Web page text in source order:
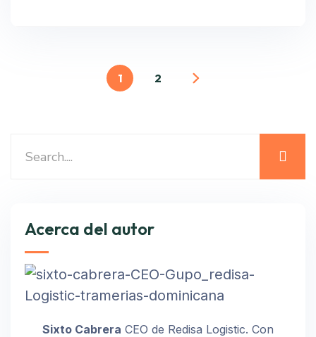
1 2
Acerca del autor
Sixto Cabrera CEO de Redisa Logistic. Con